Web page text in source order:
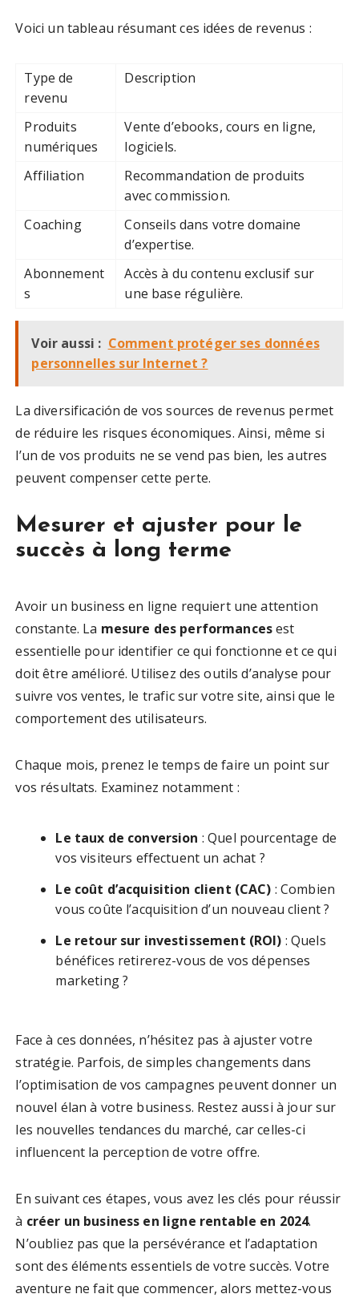
Voici un tableau résumant ces idées de revenus :
Type de
revenu
Description
Produits
numériques
Vente d’ebooks, cours en ligne,
logiciels.
Affiliation
Recommandation de produits
avec commission.
Coaching
Conseils dans votre domaine
d’expertise.
Abonnement
s
Accès à du contenu exclusif sur
une base régulière.
Voir aussi : Comment protéger ses données
personnelles sur Internet ?
La diversificación de vos sources de revenus permet
de réduire les risques économiques. Ainsi, même si
l’un de vos produits ne se vend pas bien, les autres
peuvent compenser cette perte.
Mesurer et ajuster pour le
succès à long terme
Avoir un business en ligne requiert une attention
constante. La mesure des performancesest
essentielle pour identifier ce qui fonctionne et ce qui
doit être amélioré. Utilisez des outils d’analyse pour
suivre vos ventes, le trafic sur votre site, ainsi que le
comportement des utilisateurs.
Chaque mois, prenez le temps de faire un point sur
vos résultats. Examinez notamment :
Le taux de conversion : Quel pourcentage de
vos visiteurs effectuent un achat ?
Le coût d’acquisition client (CAC) : Combien
vous coûte l’acquisition d’un nouveau client ?
Le retour sur investissement (ROI) : Quels
bénéfices retirerez-vous de vos dépenses
marketing ?
Face à ces données, n’hésitez pas à ajuster votre
stratégie. Parfois, de simples changements dans
l’optimisation de vos campagnes peuvent donner un
nouvel élan à votre business. Restez aussi à jour sur
les nouvelles tendances du marché, car celles-ci
influencent la perception de votre offre.
En suivant ces étapes, vous avez les clés pour réussir
à créer un business en ligne rentable en 2024.
N’oubliez pas que la persévérance et l’adaptation
sont des éléments essentiels de votre succès. Votre
aventure ne fait que commencer, alors mettez-vous